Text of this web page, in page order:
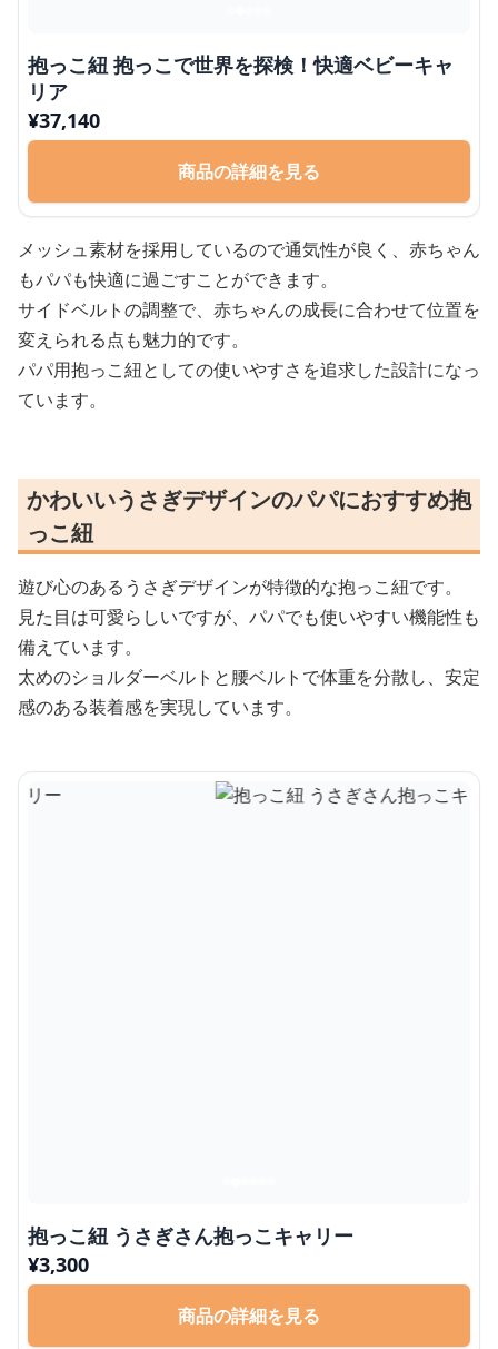
抱っこ紐 抱っこで世界を探検！快適ベビーキャ
リア
¥37,140
商品の詳細を見る
メッシュ素材を採用しているので通気性が良く、赤ちゃん
もパパも快適に過ごすことができます。
サイドベルトの調整で、赤ちゃんの成長に合わせて位置を
変えられる点も魅力的です。
パパ用抱っこ紐としての使いやすさを追求した設計になっ
ています。
かわいいうさぎデザインのパパにおすすめ抱
っこ紐
遊び心のあるうさぎデザインが特徴的な抱っこ紐です。
見た目は可愛らしいですが、パパでも使いやすい機能性も
備えています。
太めのショルダーベルトと腰ベルトで体重を分散し、安定
感のある装着感を実現しています。
抱っこ紐 うさぎさん抱っこキャリー
¥3,300
商品の詳細を見る